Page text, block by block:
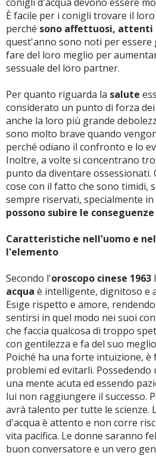
È facile per i conigli trovare il
perché sono affettuosi, attenti
quest'anno sono noti per essere
fare del loro meglio per
sessuale del loro partner.
Per quanto riguarda la salute
considerato un punto di forza
anche la loro più grande
sono molto brave quando
perché odiano il confronto e lo
Inoltre, a volte si concentrano
punto da diventare
cose con il fatto che sono timidi,
sempre riservati, specialmente
possono subire le
Caratteristiche nell'uomo e
l'elemento
Secondo l'oroscopo cinese 1963
acqua è intelligente, dignitoso e
Esige rispetto e amore,
sentirsi in quel modo nei suoi
che faccia qualcosa di troppo
con gentilezza e fa del suo
Poiché ha una forte intuizione, è
problemi ed evitarli.
una mente acuta ed essendo
lui non raggiungere il successo.
avrà talento per tutte le scienze.
d'acqua è attento e non corre
vita pacifica. Le donne saranno
buon conversatore e un vero